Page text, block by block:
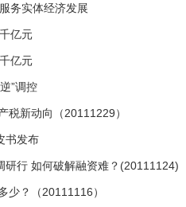
务实体经济发展
亿元
亿元
”调控
税新动向（20111229）
书发布
研行 如何破解融资难？(20111124)
少？（20111116）